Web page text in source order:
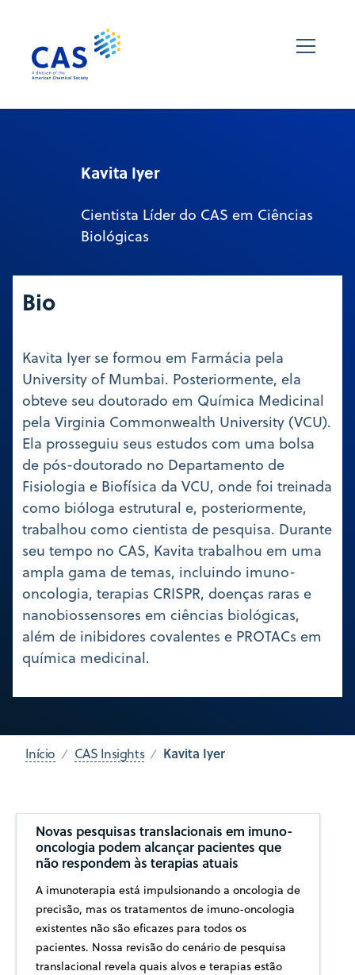
Kavita Iyer
Cientista Líder do CAS em Ciências
Biológicas
Bio
Kavita Iyer se formou em Farmácia pela
University of Mumbai. Posteriormente, ela
obteve seu doutorado em Química Medicinal
pela Virginia Commonwealth University (VCU).
Ela prosseguiu seus estudos com uma bolsa
de pós-doutorado no Departamento de
Fisiologia e Biofísica da VCU, onde foi treinada
como bióloga estrutural e, posteriormente,
trabalhou como cientista de pesquisa. Durante
seu tempo no CAS, Kavita trabalhou em uma
ampla gama de temas, incluindo imuno-
oncologia, terapias CRISPR, doenças raras e
nanobiossensores em ciências biológicas,
além de inibidores covalentes e PROTACs em
química medicinal.
Início CAS Insights Kavita Iyer
Novas pesquisas translacionais em imuno-
oncologia podem alcançar pacientes que
não respondem às terapias atuais
A imunoterapia está impulsionando a oncologia de
precisão, mas os tratamentos de imuno-oncologia
existentes não são eficazes para todos os
pacientes. Nossa revisão do cenário de pesquisa
translacional revela quais alvos e terapias estão